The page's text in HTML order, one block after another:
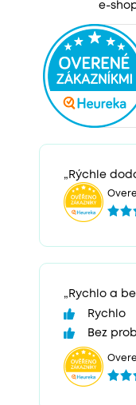
e-
„Rýchle
„Rychlo a
Rychlo
Bez